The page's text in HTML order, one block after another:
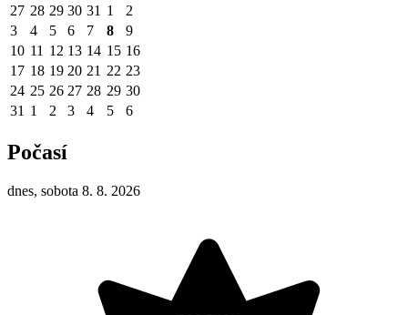
27 28 29 30 31 1
2
3
4 5 6 7 8
9
10 11 12 13 14 15 16
17 18 19 20 21 22 23
24 25 26 27 28 29 30
31 1 2 3 4 5 6
Počasí
dnes, sobota 8. 8. 2026